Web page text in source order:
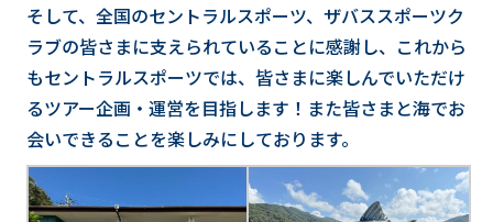
そして、全国のセントラルスポーツ、ザバススポーツク
ラブの皆さまに支えられていることに感謝し、これから
もセントラルスポーツでは、皆さまに楽しんでいただけ
るツアー企画・運営を目指します！また皆さまと海でお
会いできることを楽しみにしております。